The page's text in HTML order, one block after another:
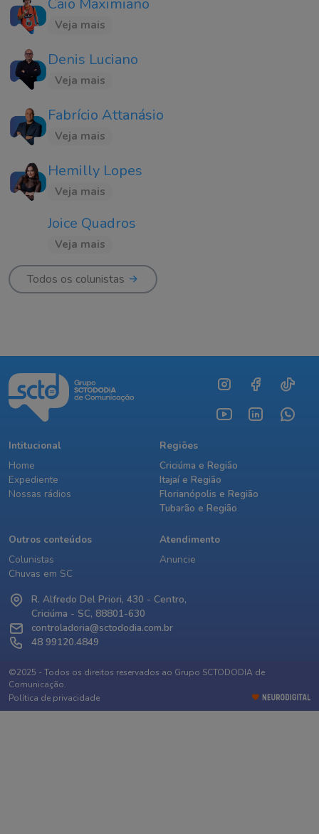
Caio Maximiano
Veja mais
Denis Luciano
Veja mais
Fabrício Attanásio
Veja mais
Hemilly Lopes
Veja mais
Joice Quadros
Veja mais
Todos os colunistas
Intitucional
Home
Expediente
Nossas rádios
Regiões
Criciúma e Região
Itajaí e Região
Florianópolis e Região
Tubarão e Região
Outros conteúdos
Colunistas
Chuvas em SC
Atendimento
Anuncie
R. Alfredo Del Priori, 430 - Centro,
Criciúma - SC, 88801-630
controladoria@sctododia.com.br
48 99120.4849
©2025 - Todos os direitos reservados ao Grupo SCTODODIA de
Comunicação.
Política de privacidade